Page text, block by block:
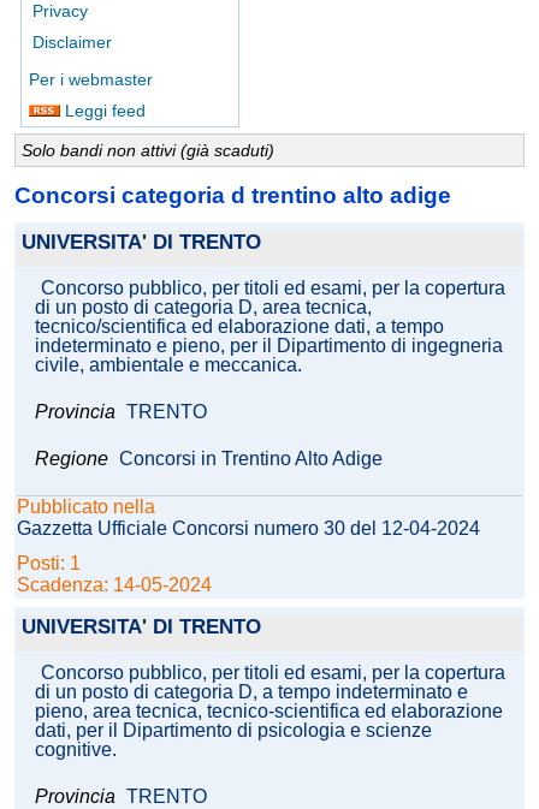
Privacy
Disclaimer
Per i webmaster
Leggi feed
Solo bandi non attivi (già scaduti)
Concorsi categoria d trentino alto adige
UNIVERSITA' DI TRENTO
Concorso pubblico, per titoli ed esami, per la copertura
di un posto di categoria D, area tecnica,
tecnico/scientifica ed elaborazione dati, a tempo
indeterminato e pieno, per il Dipartimento di ingegneria
civile, ambientale e meccanica.
Provincia TRENTO
Regione Concorsi in Trentino Alto Adige
Pubblicato nella
Gazzetta Ufficiale Concorsi numero 30 del 12-04-2024
Posti: 1
Scadenza: 14-05-2024
UNIVERSITA' DI TRENTO
Concorso pubblico, per titoli ed esami, per la copertura
di un posto di categoria D, a tempo indeterminato e
pieno, area tecnica, tecnico-scientifica ed elaborazione
dati, per il Dipartimento di psicologia e scienze
cognitive.
Provincia TRENTO